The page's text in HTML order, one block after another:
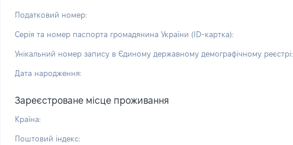
Податковий номер:
Серія та номер паспорта громадянина України (ID-картка):
Унікальний номер запису в Єдиному державному демографічному реєстрі:
Дата народження:
Зареєстроване місце проживання
Країна:
Поштовий індекс: